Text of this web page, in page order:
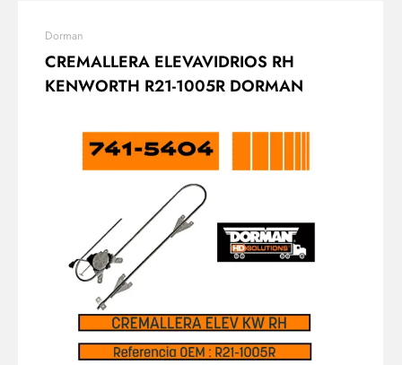
Dorman
CREMALLERA ELEVAVIDRIOS RH
KENWORTH R21-1005R DORMAN